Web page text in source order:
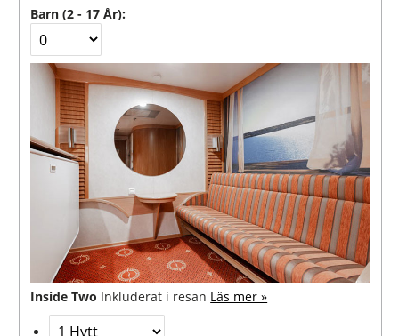
Barn (2 - 17 År):
Inside Two Inkluderat i resan Läs mer »